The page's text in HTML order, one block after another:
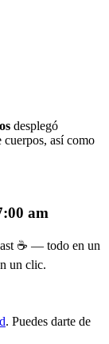
desplegó
así como
am
☕ — todo en un
un clic.
. Puedes darte de